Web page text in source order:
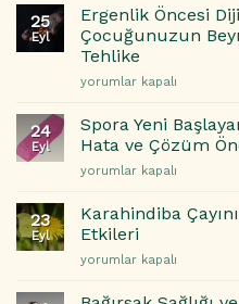
Dönüştürebilirsiniz?
için
Artıran
Sabah
Yorgunluğunu
Önleyen
Önerileri
için
25
Eyl
Ergenlik Öncesi
Çocuğunuzun
Tehlike
Ergenlik
Dijital
Bağımlılık:
Çocuğunuzun
Beynini
Programlayan
Tehlike
yorumlar kapalı
24
Eyl
Spora Yeni
Hata ve Çözüm
Spora
Başlayanların
Yaptığı
En
Yaygın
Hata
yorumlar kapalı
23
Eyl
Karahindiba
Etkileri
Karahindiba
Karaciğer
yorumlar kapalı